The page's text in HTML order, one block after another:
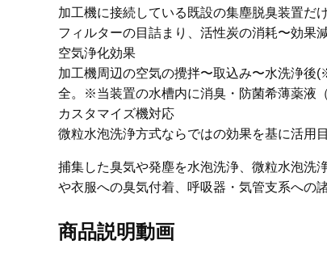
加工機に接続している既設の集塵脱臭装置だ
フィルターの目詰まり、活性炭の消耗〜効果
空気浄化効果
加工機周辺の空気の攪拌〜取込み〜水洗浄後
全。※当装置の水槽内に消臭・防菌希薄薬液
カスタマイズ機対応
微粒水泡洗浄方式ならではの効果を基に活用
捕集した臭気や発塵を水泡洗浄、微粒水泡洗
や衣服への臭気付着、呼吸器・気管支系への
商品説明動画